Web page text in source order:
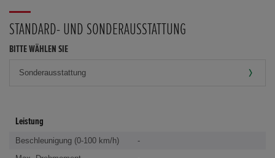
STANDARD- UND SONDERAUSSTATTUNG
BITTE WÄHLEN SIE
Leistung
Beschleunigung (0-100 km/h)
-